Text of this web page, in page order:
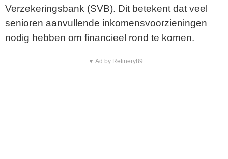
Verzekeringsbank (SVB). Dit betekent dat veel
senioren aanvullende inkomensvoorzieningen
nodig hebben om financieel rond te komen.
▼ Ad by Refinery89